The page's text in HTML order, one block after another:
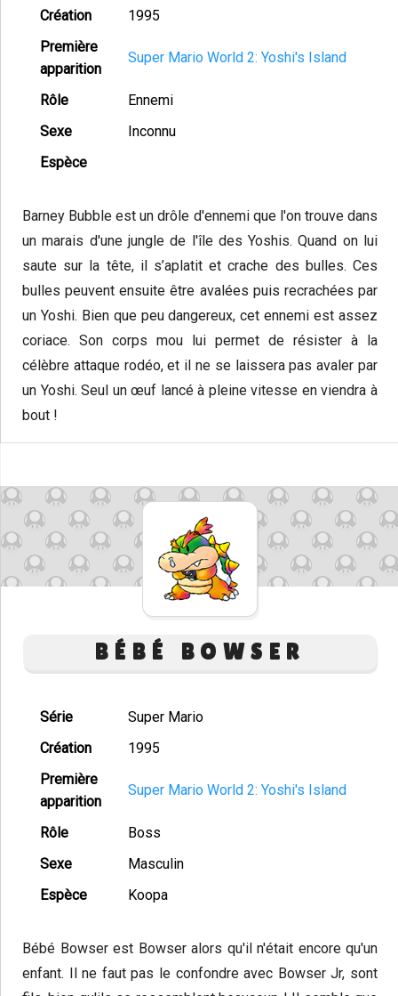
Création
1995
Première
apparition
Super Mario World 2: Yoshi's Island
Rôle
Ennemi
Sexe
Inconnu
Espèce
Barney Bubble est un drôle d'ennemi que l'on trouve dans
un marais d'une jungle de l'île des Yoshis. Quand on lui
saute sur la tête, il s’aplatit et crache des bulles. Ces
bulles peuvent ensuite être avalées puis recrachées par
un Yoshi. Bien que peu dangereux, cet ennemi est assez
coriace. Son corps mou lui permet de résister à la
célèbre attaque rodéo, et il ne se laissera pas avaler par
un Yoshi. Seul un œuf lancé à pleine vitesse en viendra à
bout !
BÉBÉ BOWSER
Série
Super Mario
Création
1995
Première
apparition
Super Mario World 2: Yoshi's Island
Rôle
Boss
Sexe
Masculin
Espèce
Koopa
Bébé Bowser est Bowser alors qu'il n'était encore qu'un
enfant. Il ne faut pas le confondre avec Bowser Jr, sont